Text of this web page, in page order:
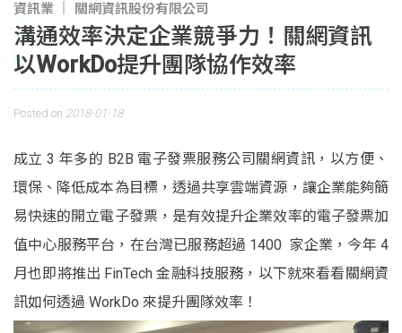
資訊業 關網資訊股份有限公司
溝通效率決定企業競爭力！關網資訊
以WorkDo提升團隊協作效率
Posted on 2018-01-18
成立 3 年多的 B2B 電子發票服務公司關網資訊，以方便、
環保、降低成本為目標，透過共享雲端資源，讓企業能夠簡
易快速的開立電子發票，是有效提升企業效率的電子發票加
值中心服務平台，在台灣已服務超過 1400 家企業，今年 4
月也即將推出 FinTech 金融科技服務，以下就來看看關網資
訊如何透過 WorkDo 來提升團隊效率！